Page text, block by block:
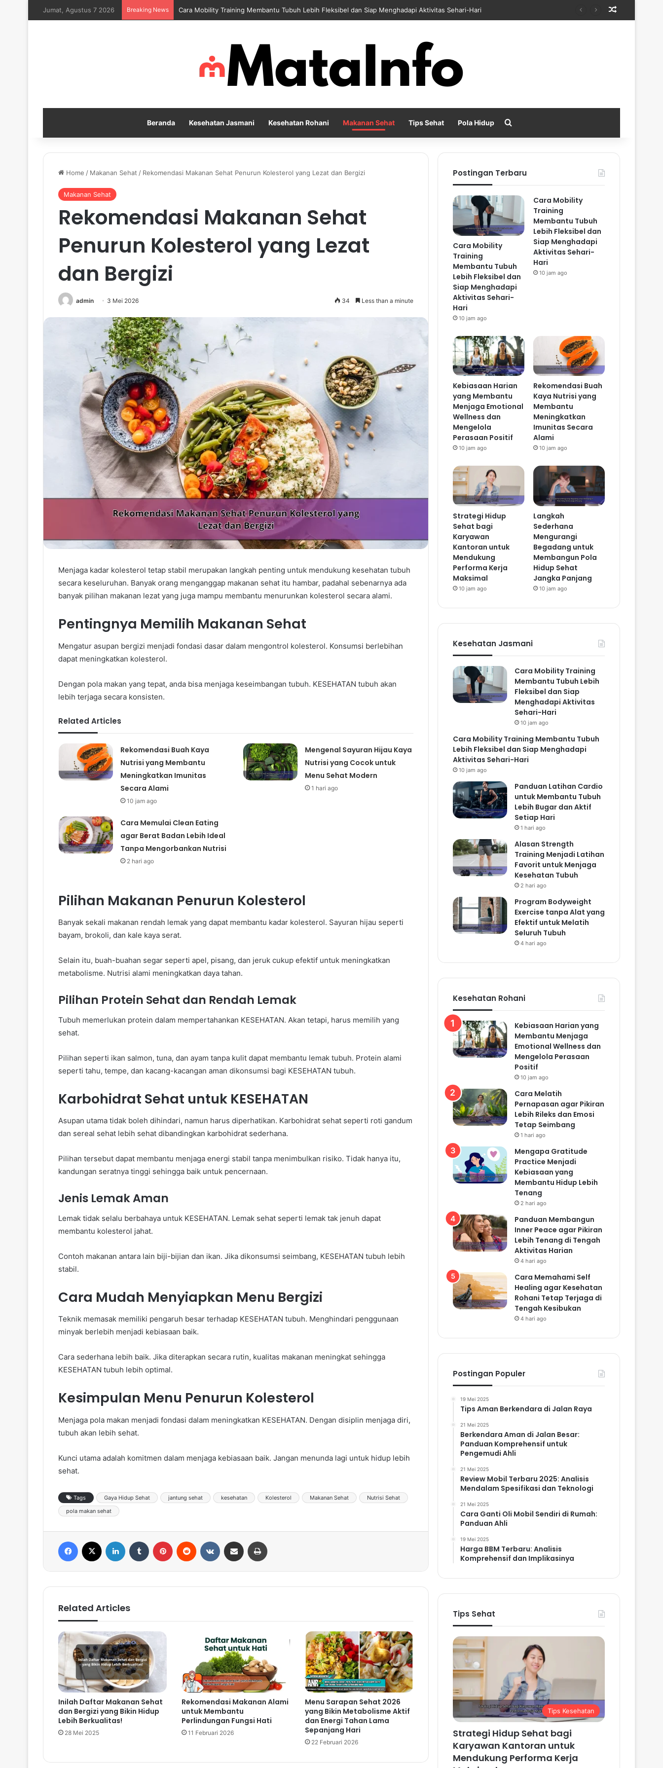
Jumat, Agustus 7 2026 Breaking News Cara Mobility Training Membantu Tubuh Lebih Fleksibel dan Siap Menghadapi Aktivitas Sehari-Hari
Beranda Kesehatan Jasmani Kesehatan Rohani Makanan Sehat Tips Sehat Pola Hidup
Home / Makanan Sehat / Rekomendasi Makanan Sehat Penurun Kolesterol yang Lezat dan Bergizi
Makanan Sehat
Rekomendasi Makanan Sehat
Penurun Kolesterol yang Lezat
dan Bergizi
admin 3 Mei 2026 34 Less than a minute
Menjaga kadar kolesterol tetap stabil merupakan langkah penting untuk mendukung kesehatan tubuh
secara keseluruhan. Banyak orang menganggap makanan sehat itu hambar, padahal sebenarnya ada
banyak pilihan makanan lezat yang juga mampu membantu menurunkan kolesterol secara alami.
Pentingnya Memilih Makanan Sehat
Mengatur asupan bergizi menjadi fondasi dasar dalam mengontrol kolesterol. Konsumsi berlebihan
dapat meningkatkan kolesterol.
Dengan pola makan yang tepat, anda bisa menjaga keseimbangan tubuh. KESEHATAN tubuh akan
lebih terjaga secara konsisten.
Related Articles
Rekomendasi Buah Kaya
Nutrisi yang Membantu
Meningkatkan Imunitas
Secara Alami
10 jam ago
Mengenal Sayuran Hijau Kaya
Nutrisi yang Cocok untuk
Menu Sehat Modern
1 hari ago
Cara Memulai Clean Eating
agar Berat Badan Lebih Ideal
Tanpa Mengorbankan Nutrisi
2 hari ago
Pilihan Makanan Penurun Kolesterol
Banyak sekali makanan rendah lemak yang dapat membantu kadar kolesterol. Sayuran hijau seperti
bayam, brokoli, dan kale kaya serat.
Selain itu, buah-buahan segar seperti apel, pisang, dan jeruk cukup efektif untuk meningkatkan
metabolisme. Nutrisi alami meningkatkan daya tahan.
Pilihan Protein Sehat dan Rendah Lemak
Tubuh memerlukan protein dalam mempertahankan KESEHATAN. Akan tetapi, harus memilih yang
sehat.
Pilihan seperti ikan salmon, tuna, dan ayam tanpa kulit dapat membantu lemak tubuh. Protein alami
seperti tahu, tempe, dan kacang-kacangan aman dikonsumsi bagi KESEHATAN tubuh.
Karbohidrat Sehat untuk KESEHATAN
Asupan utama tidak boleh dihindari, namun harus diperhatikan. Karbohidrat sehat seperti roti gandum
dan sereal sehat lebih sehat dibandingkan karbohidrat sederhana.
Pilihan tersebut dapat membantu menjaga energi stabil tanpa menimbulkan risiko. Tidak hanya itu,
kandungan seratnya tinggi sehingga baik untuk pencernaan.
Jenis Lemak Aman
Lemak tidak selalu berbahaya untuk KESEHATAN. Lemak sehat seperti lemak tak jenuh dapat
membantu kolesterol jahat.
Contoh makanan antara lain biji-bijian dan ikan. Jika dikonsumsi seimbang, KESEHATAN tubuh lebih
stabil.
Cara Mudah Menyiapkan Menu Bergizi
Teknik memasak memiliki pengaruh besar terhadap KESEHATAN tubuh. Menghindari penggunaan
minyak berlebih menjadi kebiasaan baik.
Cara sederhana lebih baik. Jika diterapkan secara rutin, kualitas makanan meningkat sehingga
KESEHATAN tubuh lebih optimal.
Kesimpulan Menu Penurun Kolesterol
Menjaga pola makan menjadi fondasi dalam meningkatkan KESEHATAN. Dengan disiplin menjaga diri,
tubuh akan lebih sehat.
Kunci utama adalah komitmen dalam menjaga kebiasaan baik. Jangan menunda lagi untuk hidup lebih
sehat.
Tags Gaya Hidup Sehat jantung sehat kesehatan Kolesterol Makanan Sehat
Nutrisi Sehat
pola makan sehat
Related Articles
Inilah Daftar Makanan Sehat
dan Bergizi yang Bikin Hidup
Lebih Berkualitas!
28 Mei 2025
Rekomendasi Makanan Alami
untuk Membantu
Perlindungan Fungsi Hati
11 Februari 2026
Menu Sarapan Sehat 2026
yang Bikin Metabolisme Aktif
dan Energi Tahan Lama
Sepanjang Hari
22 Februari 2026
Postingan Terbaru
Cara Mobility
Training
Membantu Tubuh
Lebih Fleksibel dan
Siap Menghadapi
Aktivitas Sehari-
Hari
10 jam ago
Cara Mobility
Training
Membantu Tubuh
Lebih Fleksibel dan
Siap Menghadapi
Aktivitas Sehari-
Hari
10 jam ago
Kebiasaan Harian
yang Membantu
Menjaga Emotional
Wellness dan
Mengelola
Perasaan Positif
10 jam ago
Rekomendasi Buah
Kaya Nutrisi yang
Membantu
Meningkatkan
Imunitas Secara
Alami
10 jam ago
Strategi Hidup
Sehat bagi
Karyawan
Kantoran untuk
Mendukung
Performa Kerja
Maksimal
10 jam ago
Langkah
Sederhana
Mengurangi
Begadang untuk
Membangun Pola
Hidup Sehat
Jangka Panjang
10 jam ago
Kesehatan Jasmani
Cara Mobility Training
Membantu Tubuh Lebih
Fleksibel dan Siap
Menghadapi Aktivitas
Sehari-Hari
10 jam ago
Cara Mobility Training Membantu Tubuh
Lebih Fleksibel dan Siap Menghadapi
Aktivitas Sehari-Hari
10 jam ago
Panduan Latihan Cardio
untuk Membantu Tubuh
Lebih Bugar dan Aktif
Setiap Hari
1 hari ago
Alasan Strength
Training Menjadi Latihan
Favorit untuk Menjaga
Kesehatan Tubuh
2 hari ago
Program Bodyweight
Exercise tanpa Alat yang
Efektif untuk Melatih
Seluruh Tubuh
4 hari ago
Kesehatan Rohani
Kebiasaan Harian yang
Membantu Menjaga
Emotional Wellness dan
Mengelola Perasaan
Positif
10 jam ago
Cara Melatih
Pernapasan agar Pikiran
Lebih Rileks dan Emosi
Tetap Seimbang
1 hari ago
Mengapa Gratitude
Practice Menjadi
Kebiasaan yang
Membantu Hidup Lebih
Tenang
2 hari ago
Panduan Membangun
Inner Peace agar Pikiran
Lebih Tenang di Tengah
Aktivitas Harian
4 hari ago
Cara Memahami Self
Healing agar Kesehatan
Rohani Tetap Terjaga di
Tengah Kesibukan
4 hari ago
Postingan Populer
19 Mei 2025
Tips Aman Berkendara di Jalan Raya
21 Mei 2025
Berkendara Aman di Jalan Besar:
Panduan Komprehensif untuk
Pengemudi Ahli
21 Mei 2025
Review Mobil Terbaru 2025: Analisis
Mendalam Spesifikasi dan Teknologi
21 Mei 2025
Cara Ganti Oli Mobil Sendiri di Rumah:
Panduan Ahli
19 Mei 2025
Harga BBM Terbaru: Analisis
Komprehensif dan Implikasinya
Tips Sehat
Tips Kesehatan
Strategi Hidup Sehat bagi
Karyawan Kantoran untuk
Mendukung Performa Kerja